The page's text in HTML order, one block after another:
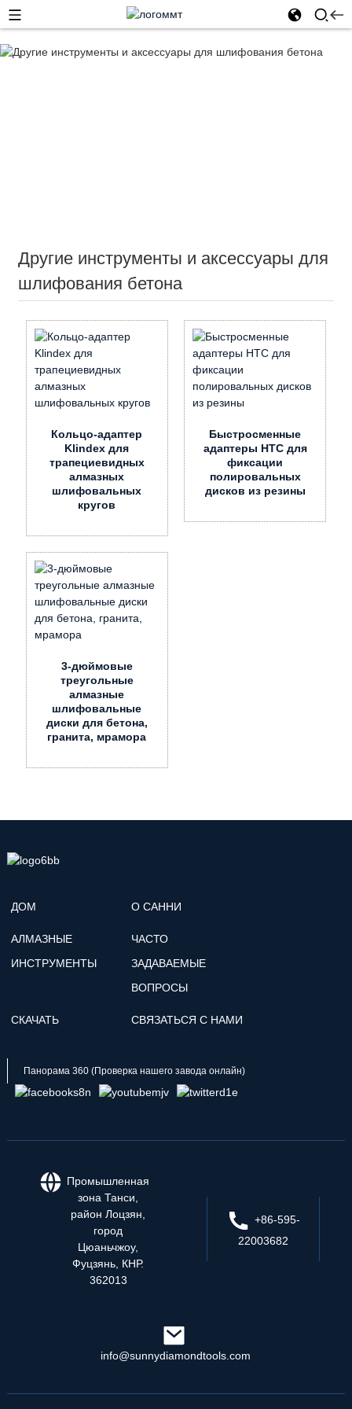
Другие инструменты и аксессуары для
шлифования бетона
Кольцо-адаптер
Klindex для
трапециевидных
алмазных
шлифовальных
кругов
Быстросменные
адаптеры HTC для
фиксации
полировальных
дисков из резины
3-дюймовые
треугольные
алмазные
шлифовальные
диски для бетона,
гранита, мрамора
ДОМ О САННИ
АЛМАЗНЫЕ
ИНСТРУМЕНТЫ
ЧАСТО
ЗАДАВАЕМЫЕ
ВОПРОСЫ
СКАЧАТЬ СВЯЗАТЬСЯ С НАМИ
Панорама 360 (Проверка нашего завода онлайн)
Промышленная
зона Танси,
район Лоцзян,
город
Цюаньчжоу,
Фуцзянь, КНР.
362013
+86-595-
22003682
info@sunnydiamondtools.com